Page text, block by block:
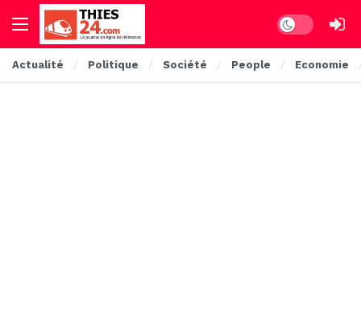
Dark mode
Actualité Politique Société People Economie